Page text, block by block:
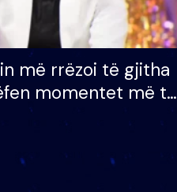
më rrëzoi të gjitha
momentet më të
e BB VIP: Do më